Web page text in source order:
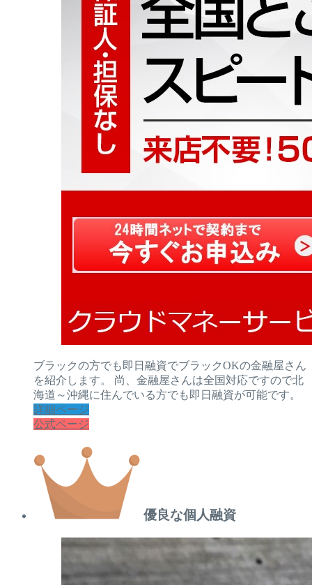
ブラックの方でも即日融資でブラックOKの金融屋さん
を紹介します。 尚、金融屋さんは全国対応ですので北
海道～沖縄に住んでいる方でも即日融資が可能です。
詳細ページ
公式ページ
優良な個人融資